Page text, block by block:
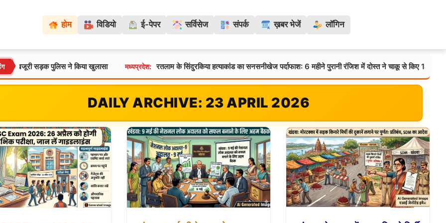
होम विडियो ई-पेपर सर्विसेज संपर्क ख़बर भेजें लॉगिन
सड़क पुलिस ने किया खुलासा मध्यप्रदेश: रतलाम के सिंदुरकिया हत्याकांड का सनसनीखेज पर्दाफाश: 6 महीने पुरानी रंजिश में दोस्त ने चाकू से किए 14 वार, आरोपी
DAILY ARCHIVE: 23 APRIL 2026